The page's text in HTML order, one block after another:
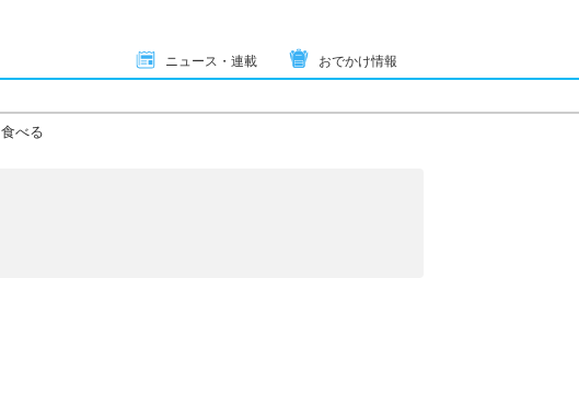
ニュース・連載 おでかけ情報
食べる